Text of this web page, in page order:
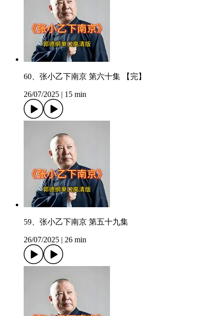
60、张小乙下南京 第六十集 【完】
26/07/2025 15 min
59、张小乙下南京 第五十九集
26/07/2025 26 min